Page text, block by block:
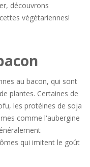
découvrons
végétariennes!
au bacon, qui sont
plantes. Certaines de
les protéines de soja
comme l'aubergine
qui imitent le goût